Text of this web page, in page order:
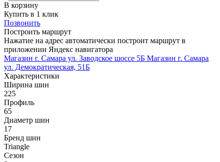
В корзину
Купить в 1 клик
Позвонить
Построить маршрут
Нажатие на адрес автоматически построит маршрут в
приложении Яндекс навигатора
Магазин г. Самара ул. Заводское шоссе 5Б Магазин г. Самара
ул. Демократическая, 51Б
Характеристики
Ширина шин
225
Профиль
65
Диаметр шин
17
Бренд шин
Triangle
Сезон